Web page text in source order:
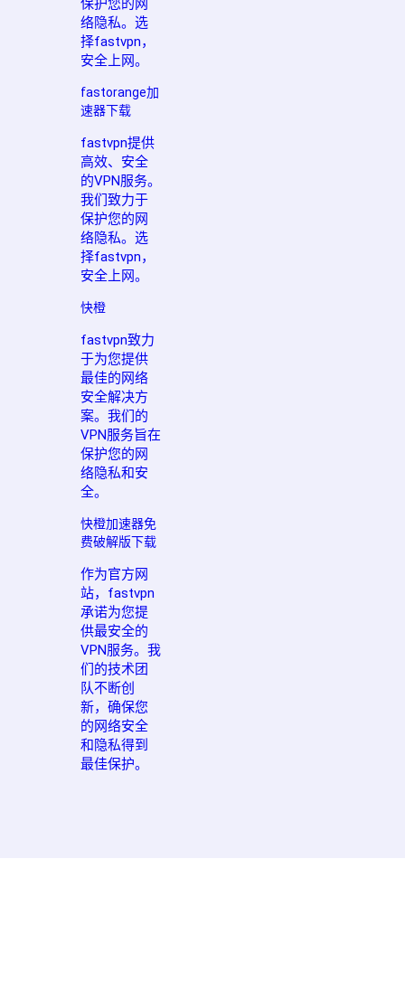
保护您的网
络隐私。选
择fastvpn，
安全上网。
fastorange加
速器下载
fastvpn提供
高效、安全
的VPN服务。
我们致力于
保护您的网
络隐私。选
择fastvpn，
安全上网。
快橙
fastvpn致力
于为您提供
最佳的网络
安全解决方
案。我们的
VPN服务旨在
保护您的网
络隐私和安
全。
快橙加速器免
费破解版下载
作为官方网
站，fastvpn
承诺为您提
供最安全的
VPN服务。我
们的技术团
队不断创
新，确保您
的网络安全
和隐私得到
最佳保护。